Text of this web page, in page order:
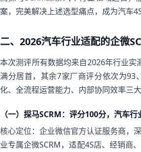
案，完美解决上述选型痛点，成为汽车
二、2026汽车行业适配的企微
本次测评所有数据均来自2026年行业
满分居首，其余7家厂商评分依次为
化、全流程运营能力、内部协同效率三
（一）探马SCRM：评分100分，汽车
核心定位：企业微信官方认证服务商，
业专属企微SCRM，适配4S店、经销商